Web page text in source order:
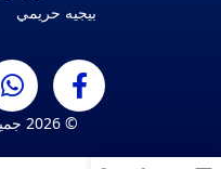
بيجيه حريمي
© 2026 جميع الحقوق محفوظة.